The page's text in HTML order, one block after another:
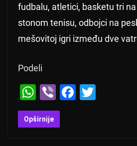
fudbalu, atletici, basketu tri
stonom tenisu, odbojci na
mešovitoj igri između dve
Podeli
W
h
at
Vi
b
er
F
Opširnije